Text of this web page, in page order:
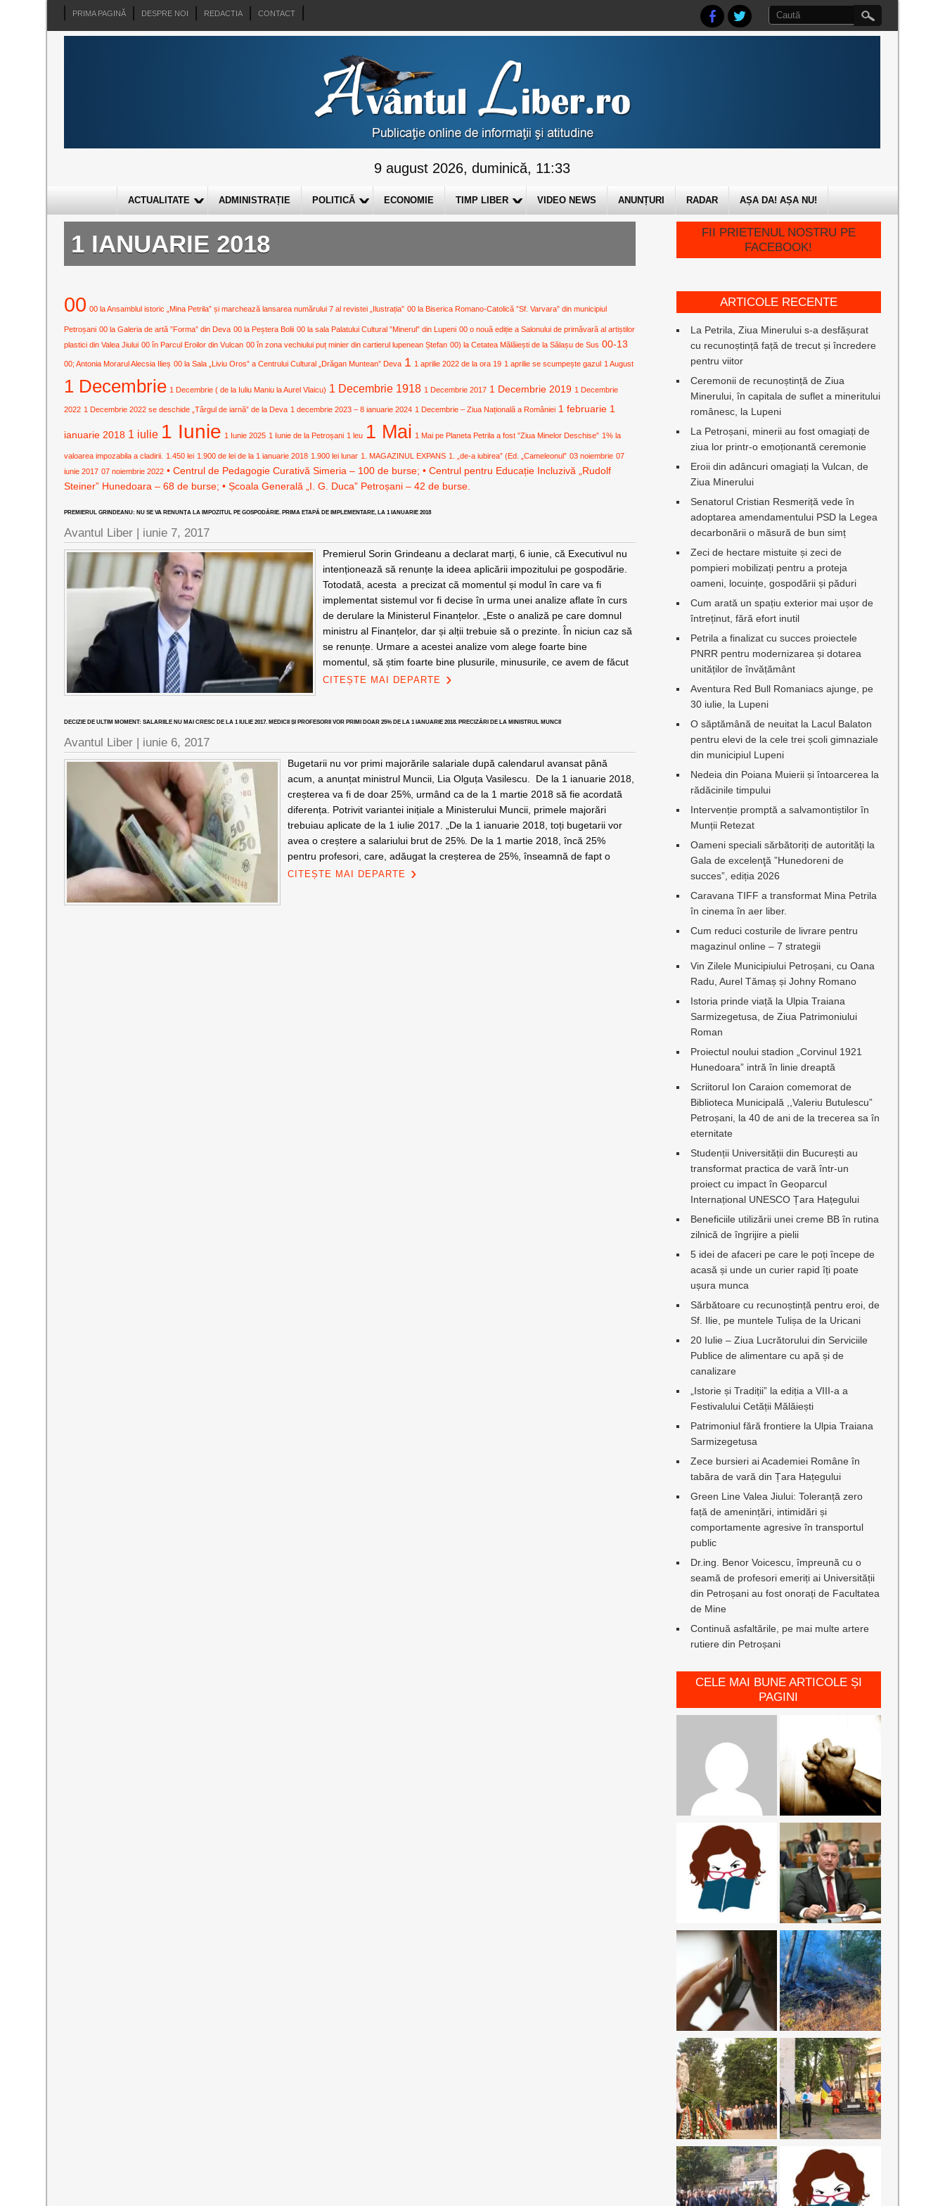
PRIMA PAGINĂ DESPRE NOI REDACTIA CONTACT
9 august 2026, duminică, 11:33
ACTUALITATE ADMINISTRAȚIE POLITICĂ ECONOMIE TIMP LIBER VIDEO NEWS ANUNȚURI RADAR AȘA DA! AȘA NU!
1 IANUARIE 2018
00 00 la Ansamblul istoric „Mina Petrila” și marchează lansarea numărului 7 al revistei „Ilustrația” 00 la Biserica Romano-Catolică ”Sf. Varvara” din municipiul
Petroșani 00 la Galeria de artă ”Forma” din Deva 00 la Peștera Bolii 00 la sala Palatului Cultural ”Minerul” din Lupeni 00 o nouă ediție a Salonului de primăvară al artiștilor
plastici din Valea Jiului 00 în Parcul Eroilor din Vulcan 00 în zona vechiului puț minier din cartierul lupenean Ștefan 00) la Cetatea Mălăiești de la Sălașu de Sus 00-13
00; Antonia Morarul Alecsia Ilieș 00 la Sala „Liviu Oros” a Centrului Cultural „Drăgan Muntean” Deva 1 1 aprilie 2022 de la ora 19 1 aprilie se scumpește gazul 1 August
1 Decembrie 1 Decembrie ( de la Iuliu Maniu la Aurel Vlaicu) 1 Decembrie 1918 1 Decembrie 2017 1 Decembrie 2019 1 Decembrie
2022 1 Decembrie 2022 se deschide „Târgul de iarnă” de la Deva 1 decembrie 2023 – 8 ianuarie 2024 1 Decembrie – Ziua Națională a României 1 februarie 1
ianuarie 2018 1 iulie 1 Iunie 1 Iunie 2025 1 Iunie de la Petroșani 1 leu 1 Mai 1 Mai pe Planeta Petrila a fost ”Ziua Minelor Deschise” 1% la
valoarea impozabila a cladirii. 1.450 lei 1.900 de lei de la 1 ianuarie 2018 1.900 lei lunar 1. MAGAZINUL EXPANS 1. „de-a iubirea” (Ed. „Cameleonul” 03 noiembrie 07
iunie 2017 07 noiembrie 2022 • Centrul de Pedagogie Curativă Simeria – 100 de burse; • Centrul pentru Educație Incluzivă „Rudolf
Steiner” Hunedoara – 68 de burse; • Școala Generală „I. G. Duca” Petroșani – 42 de burse.
PREMIERUL GRINDEANU: NU SE VA RENUNȚA LA IMPOZITUL PE GOSPODĂRIE. PRIMA ETAPĂ DE IMPLEMENTARE, LA 1 IANUARIE 2018
Avantul Liber | iunie 7, 2017
Premierul Sorin Grindeanu a declarat marți, 6 iunie, că Executivul nu
intenționează să renunțe la ideea aplicării impozitului pe gospodărie.
Totodată, acesta a precizat că momentul și modul în care va fi
implementat sistemul vor fi decise în urma unei analize aflate în curs
de derulare la Ministerul Finanțelor. „Este o analiză pe care domnul
ministru al Finanțelor, dar și alții trebuie să o prezinte. În niciun caz să
se renunțe. Urmare a acestei analize vom alege foarte bine
momentul, să știm foarte bine plusurile, minusurile, ce avem de făcut
CITEȘTE MAI DEPARTE
DECIZIE DE ULTIM MOMENT: SALARIILE NU MAI CRESC DE LA 1 IULIE 2017. MEDICII ȘI PROFESORII VOR PRIMI DOAR 25% DE LA 1 IANUARIE 2018. PRECIZĂRI DE LA MINISTRUL MUNCII
Avantul Liber | iunie 6, 2017
Bugetarii nu vor primi majorările salariale după calendarul avansat până
acum, a anunțat ministrul Muncii, Lia Olguța Vasilescu. De la 1 ianuarie 2018,
creșterea va fi de doar 25%, urmând ca de la 1 martie 2018 să fie acordată
diferența. Potrivit variantei inițiale a Ministerului Muncii, primele majorări
trebuiau aplicate de la 1 iulie 2017. „De la 1 ianuarie 2018, toți bugetarii vor
avea o creștere a salariului brut de 25%. De la 1 martie 2018, încă 25%
pentru profesori, care, adăugat la creșterea de 25%, înseamnă de fapt o
CITEȘTE MAI DEPARTE
FII PRIETENUL NOSTRU PE
FACEBOOK!
ARTICOLE RECENTE
La Petrila, Ziua Minerului s-a desfășurat
cu recunoștință față de trecut și încredere
pentru viitor
Ceremonii de recunoștință de Ziua
Minerului, în capitala de suflet a mineritului
românesc, la Lupeni
La Petroșani, minerii au fost omagiați de
ziua lor printr-o emoționantă ceremonie
Eroii din adâncuri omagiați la Vulcan, de
Ziua Minerului
Senatorul Cristian Resmeriță vede în
adoptarea amendamentului PSD la Legea
decarbonării o măsură de bun simț
Zeci de hectare mistuite și zeci de
pompieri mobilizați pentru a proteja
oameni, locuințe, gospodării și păduri
Cum arată un spațiu exterior mai ușor de
întreținut, fără efort inutil
Petrila a finalizat cu succes proiectele
PNRR pentru modernizarea și dotarea
unităților de învățământ
Aventura Red Bull Romaniacs ajunge, pe
30 iulie, la Lupeni
O săptămână de neuitat la Lacul Balaton
pentru elevi de la cele trei școli gimnaziale
din municipiul Lupeni
Nedeia din Poiana Muierii și întoarcerea la
rădăcinile timpului
Intervenție promptă a salvamontiștilor în
Munții Retezat
Oameni speciali sărbătoriți de autorități la
Gala de excelenţă ”Hunedoreni de
succes”, ediția 2026
Caravana TIFF a transformat Mina Petrila
în cinema în aer liber.
Cum reduci costurile de livrare pentru
magazinul online – 7 strategii
Vin Zilele Municipiului Petroșani, cu Oana
Radu, Aurel Tămaș și Johny Romano
Istoria prinde viață la Ulpia Traiana
Sarmizegetusa, de Ziua Patrimoniului
Roman
Proiectul noului stadion „Corvinul 1921
Hunedoara” intră în linie dreaptă
Scriitorul Ion Caraion comemorat de
Biblioteca Municipală ,,Valeriu Butulescu”
Petroșani, la 40 de ani de la trecerea sa în
eternitate
Studenții Universității din București au
transformat practica de vară într-un
proiect cu impact în Geoparcul
Internațional UNESCO Țara Hațegului
Beneficiile utilizării unei creme BB în rutina
zilnică de îngrijire a pielii
5 idei de afaceri pe care le poți începe de
acasă și unde un curier rapid îți poate
ușura munca
Sărbătoare cu recunoștință pentru eroi, de
Sf. Ilie, pe muntele Tulișa de la Uricani
20 Iulie – Ziua Lucrătorului din Serviciile
Publice de alimentare cu apă și de
canalizare
„Istorie și Tradiții” la ediția a VIII-a a
Festivalului Cetății Mălăiești
Patrimoniul fără frontiere la Ulpia Traiana
Sarmizegetusa
Zece bursieri ai Academiei Române în
tabăra de vară din Țara Hațegului
Green Line Valea Jiului: Toleranță zero
față de amenințări, intimidări și
comportamente agresive în transportul
public
Dr.ing. Benor Voicescu, împreună cu o
seamă de profesori emeriți ai Universității
din Petroșani au fost onorați de Facultatea
de Mine
Continuă asfaltările, pe mai multe artere
rutiere din Petroșani
CELE MAI BUNE ARTICOLE ȘI
PAGINI